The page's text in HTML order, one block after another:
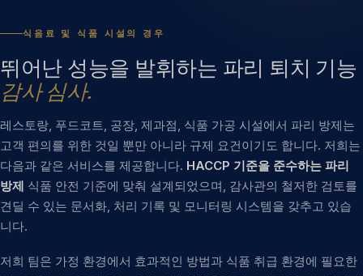
식음료 및 식품 시설의 경우
뛰어난 성능을 발휘하는 파리 퇴치 기능
감사 심사.
레스토랑, 푸드코트, 공장, 제과점, 식품 가공 시설에서 파리 방제는
고객 편의를 위한 것일 뿐만 아니라 규제 요건이기도 합니다. 저희는
다음과 같은 서비스를 제공합니다. HACCP 기준을 준수하는 파리
방제 식품 안전 기준에 맞춰 설계되었으며, 감사관의 철저한 검토를
견딜 수 있는 문서화, 처리 기록 및 모니터링 시스템을 갖추고 있습
니다.
저희 팀은 가정 환경에서 효과적인 방법과 식품 취급 환경에 필요한